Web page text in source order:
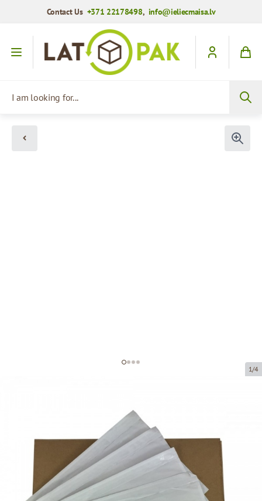
Contact Us +371 22178498, info@ieliecmaisa.lv
1/4
Self-adhesive envelopes
160 x 225 mm
Product can be collected from a pickup point.